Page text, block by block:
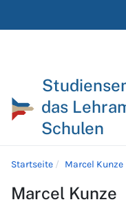
das
Schulen
Startseite Marcel Kunze
Marcel Kunze